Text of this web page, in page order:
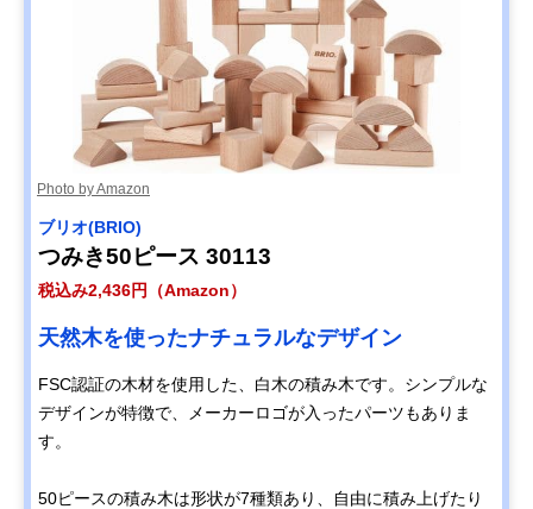
Photo by Amazon
ブリオ(BRIO)
つみき50ピース 30113
税込み2,436円（Amazon）
天然木を使ったナチュラルなデザイン
FSC認証の木材を使用した、白木の積み木です。シンプルな
デザインが特徴で、メーカーロゴが入ったパーツもありま
す。
50ピースの積み木は形状が7種類あり、自由に積み上げたり